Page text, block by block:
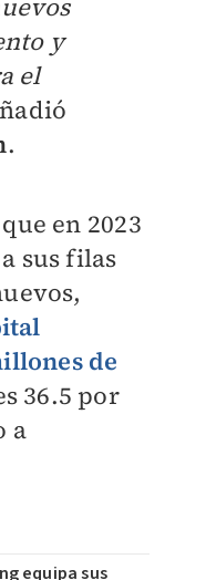
y
el
.
en 2023
sus filas
de
36.5 por
a
equipa sus